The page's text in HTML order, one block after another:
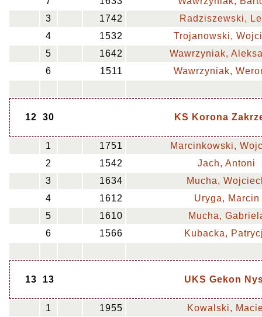
3
1742
Radziszewski,
4
1532
Trojanowski,
5
1642
Wawrzyniak,
6
1511 Wawrzyniak,
12 30 KS Korona
1 1751
Marcinkowski,
2
1542
Jach, Antoni
3
1634
Mucha,
4
1612
Uryga, Marcin
5
1610
Mucha,
6
1566 Kubacka,
13 13 UKS Gekon
1 1955
Kowalski,